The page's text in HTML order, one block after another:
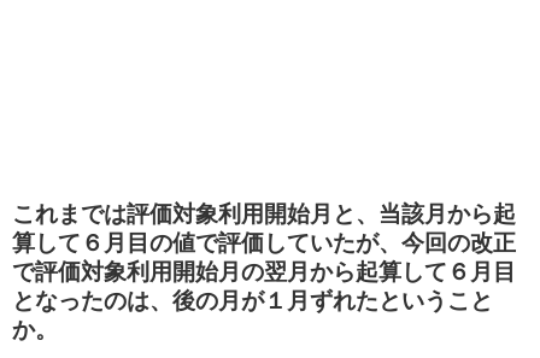
これまでは評価対象利用開始月と、当該月から起
算して６月目の値で評価していたが、今回の改正
で評価対象利用開始月の翌月から起算して６月目
となったのは、後の月が１月ずれたということ
か。